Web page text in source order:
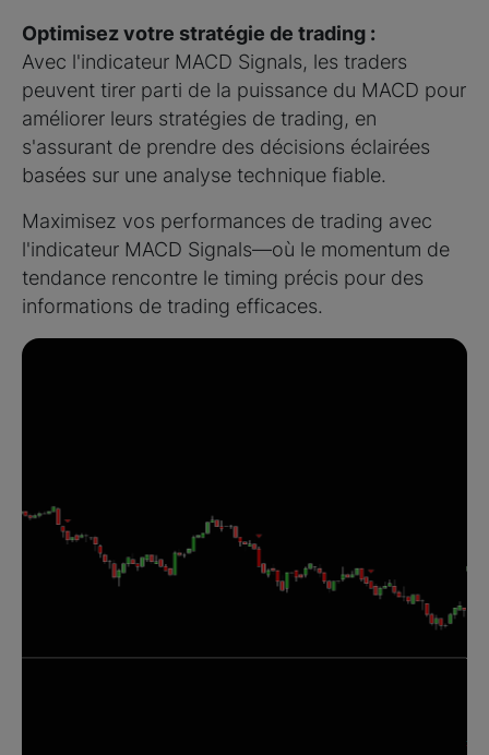
Optimisez votre stratégie de trading :
Avec l'indicateur MACD Signals, les traders
peuvent tirer parti de la puissance du MACD pour
améliorer leurs stratégies de trading, en
s'assurant de prendre des décisions éclairées
basées sur une analyse technique fiable.
Maximisez vos performances de trading avec
l'indicateur MACD Signals—où le momentum de
tendance rencontre le timing précis pour des
informations de trading efficaces.